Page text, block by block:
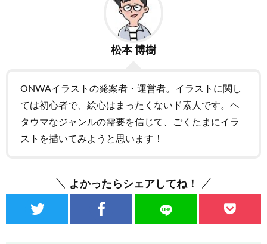
松本 博樹
ONWAイラストの発案者・運営者。イラストに関し
ては初心者で、絵心はまったくないド素人です。ヘ
タウマなジャンルの需要を信じて、ごくたまにイラ
ストを描いてみようと思います！
よかったらシェアしてね！